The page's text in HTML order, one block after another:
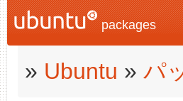
packages
» Ubuntu » パ